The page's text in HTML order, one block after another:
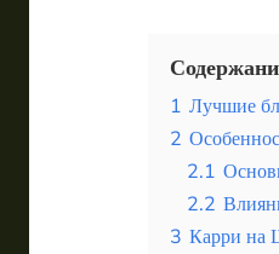
Море
Крым в советский
1 Лучшие
2
2.1
2.2
3 Карри на